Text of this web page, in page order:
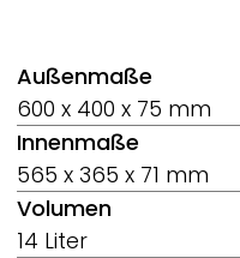
Außenmaße
600 x 400 x 75 mm
Innenmaße
565 x 365 x 71 mm
Volumen
14 Liter